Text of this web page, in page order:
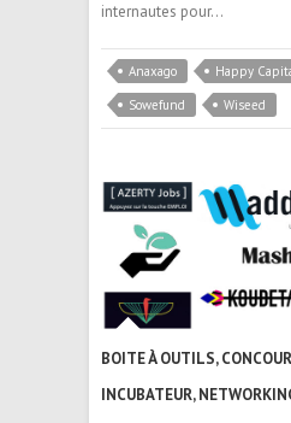
internautes pour…
Anaxago Happy
Sowefund
Wiseed
BOITE À OUTILS,
INCUBATEUR,